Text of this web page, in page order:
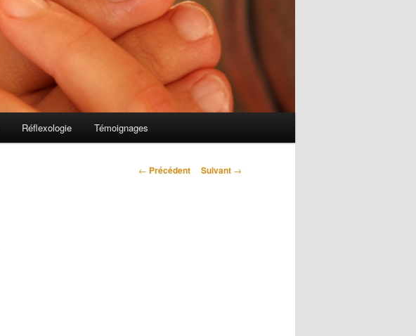
Réflexologie Témoignages
Navigation des
← Précédent Suivant →